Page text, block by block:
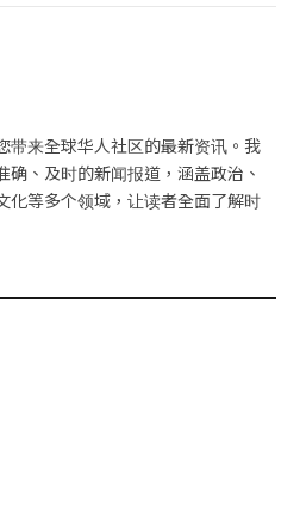
带来全球华人社区的最新资讯。我
确、及时的新闻报道，涵盖政治、
化等多个领域，让读者全面了解时